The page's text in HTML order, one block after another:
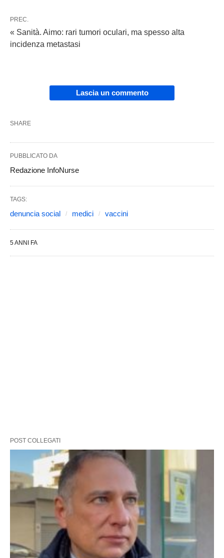
PREC.
« Sanità. Aimo: rari tumori oculari, ma spesso alta
incidenza metastasi
Lascia un commento
SHARE
PUBBLICATO DA
Redazione InfoNurse
TAGS:
denuncia social medici vaccini
5 ANNI FA
POST COLLEGATI